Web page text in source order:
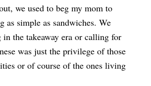
we used to beg my mom to
as simple as sandwiches. We
the takeaway era or calling for
was just the privilege of those
or of course of the ones living